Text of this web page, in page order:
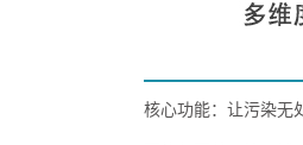
核心功能：让污染无